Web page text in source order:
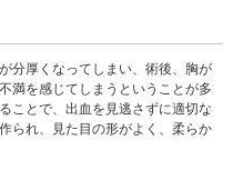
分厚くなってしまい、術後、胸が
満を感じてしまうということが多
ことで、出血を見逃さずに適切な
られ、見た目の形がよく、柔らか